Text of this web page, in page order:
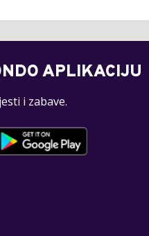
APLIKACIJU
i zabave.